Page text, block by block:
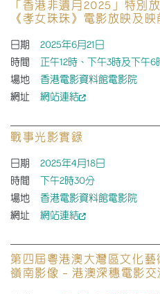
「香港非遺月2025」特別
《孝女珠珠》電影放映及映
日期
2025年6月21日
時間
正午12時、下午3時及下午6
場地
香港電影資料館電影院
網址
網站連結
戰事光影實錄
日期
2025年4月18日
時間
下午2時30分
場地
香港電影資料館電影院
網址
網站連結
第四屆粵港澳大灣區文化藝
嶺南影像 – 港澳深穗電影交